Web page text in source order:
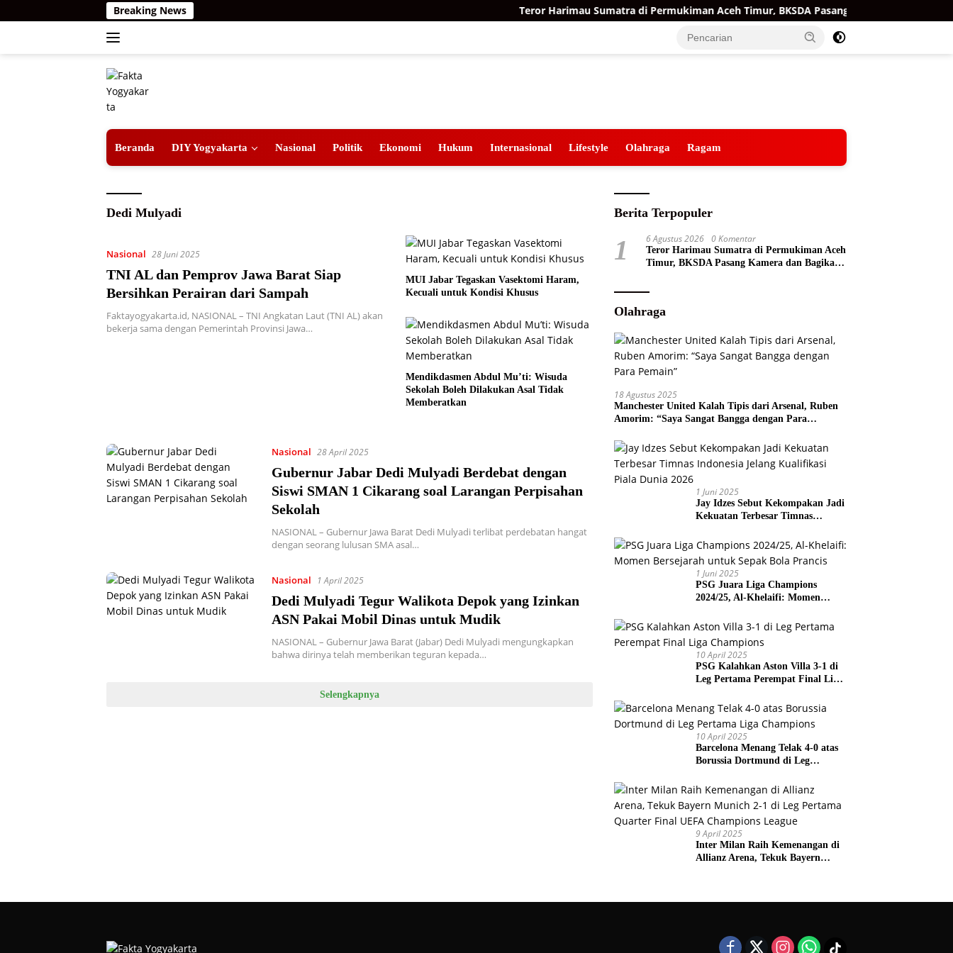
ke
Breaking News Teror Harimau Sumatra di Permukiman Aceh Timur, BKSDA Pasang Kamera dan Bagikan
Beranda DIY Yogyakarta Nasional Politik Ekonomi Hukum Internasional Lifestyle Olahraga Ragam
Dedi Mulyadi
Nasional 28 Juni 2025
TNI AL dan Pemprov Jawa Barat Siap
Bersihkan Perairan dari Sampah
Faktayogyakarta.id, NASIONAL – TNI Angkatan Laut (TNI AL) akan
bekerja sama dengan Pemerintah Provinsi Jawa…
MUI Jabar Tegaskan Vasektomi Haram,
Kecuali untuk Kondisi Khusus
Mendikdasmen Abdul Mu’ti: Wisuda
Sekolah Boleh Dilakukan Asal Tidak
Memberatkan
Nasional 28 April 2025
Gubernur Jabar Dedi Mulyadi Berdebat dengan
Siswi SMAN 1 Cikarang soal Larangan Perpisahan
Sekolah
NASIONAL – Gubernur Jawa Barat Dedi Mulyadi terlibat perdebatan hangat
dengan seorang lulusan SMA asal…
Nasional 1 April 2025
Dedi Mulyadi Tegur Walikota Depok yang Izinkan
ASN Pakai Mobil Dinas untuk Mudik
NASIONAL – Gubernur Jawa Barat (Jabar) Dedi Mulyadi mengungkapkan
bahwa dirinya telah memberikan teguran kepada…
Selengkapnya
Berita Terpopuler
1 6 Agustus 2026 0 Komentar
Teror Harimau Sumatra di Permukiman Aceh
Timur, BKSDA Pasang Kamera dan Bagikan
Olahraga
18 Agustus 2025
Manchester United Kalah Tipis dari Arsenal, Ruben
Amorim: “Saya Sangat Bangga dengan Para
1 Juni 2025
Jay Idzes Sebut Kekompakan Jadi
Kekuatan Terbesar Timnas
Dunia 2026
1 Juni 2025
PSG Juara Liga Champions
2024/25, Al-Khelaifi: Momen
Prancis
10 April 2025
PSG Kalahkan Aston Villa 3-1 di
Leg Pertama Perempat Final Liga
10 April 2025
Barcelona Menang Telak 4-0 atas
Borussia Dortmund di Leg
9 April 2025
Inter Milan Raih Kemenangan di
Allianz Arena, Tekuk Bayern